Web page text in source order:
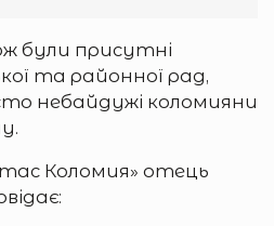
були присутні
та районної рад,
небайдужі коломияни
Коломия» отець